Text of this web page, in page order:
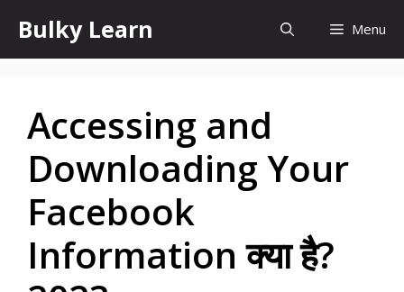
content
Bulky Learn Menu
Accessing and
Downloading Your
Facebook
Information क्या है?